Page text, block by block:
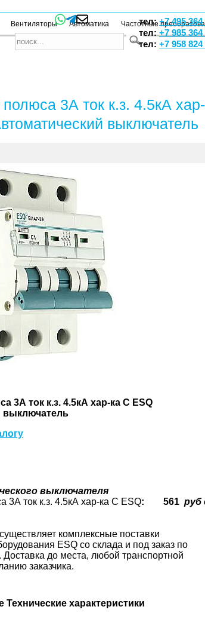
тел:+7 495 364
тел:+7 985 364
тел: +7 958 824
Вентиляторы Автоматика Частотные
3А ток к.з. 4.5кА хар-
выключатель
3А ток к.з. 4.5кА хар-ка С ESQ
выключатель
выключателя
3А ток к.з. 4.5кА хар-ка С ESQ: 561 руб
комплексные поставки
ESQсо склада и под заказ по
до места, любой транспортной
заказчика.
характеристики